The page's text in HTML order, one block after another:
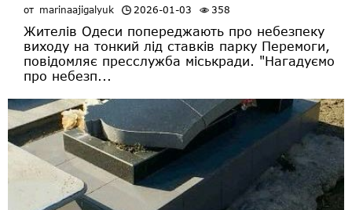
от marinaajigalyuk 2026-01-03 358
Жителів Одеси попереджають про небезпеку
виходу на тонкий лід ставків парку Перемоги,
повідомляє пресслужба міськради. "Нагадуємо
про небезп...